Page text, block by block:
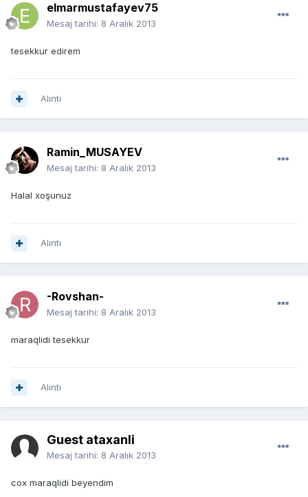
elmarmustafayev75
Mesaj tarihi: 8 Aralık 2013
tesekkur edirem
Alıntı
Ramin_MUSAYEV
Mesaj tarihi: 8 Aralık 2013
Halal xoşunuz
Alıntı
-Rovshan-
Mesaj tarihi: 8 Aralık 2013
maraqlidi tesekkur
Alıntı
Guest ataxanli
Mesaj tarihi: 8 Aralık 2013
cox maraqlidi beyendim